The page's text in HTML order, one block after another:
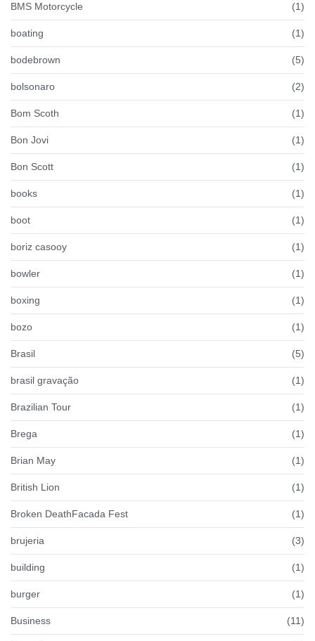
BMS Motorcycle (1)
boating (1)
bodebrown (5)
bolsonaro (2)
Bom Scoth (1)
Bon Jovi (1)
Bon Scott (1)
books (1)
boot (1)
boriz casooy (1)
bowler (1)
boxing (1)
bozo (1)
Brasil (5)
brasil gravação (1)
Brazilian Tour (1)
Brega (1)
Brian May (1)
British Lion (1)
Broken DeathFacada Fest (1)
brujeria (3)
building (1)
burger (1)
Business (11)